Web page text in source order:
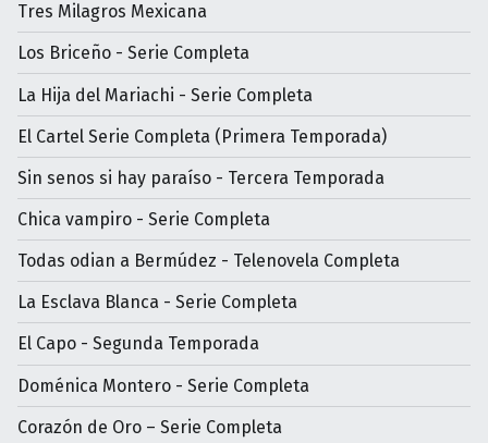
Tres Milagros Mexicana
Los Briceño - Serie Completa
La Hija del Mariachi - Serie Completa
El Cartel Serie Completa (Primera Temporada)
Sin senos si hay paraíso - Tercera Temporada
Chica vampiro - Serie Completa
Todas odian a Bermúdez - Telenovela Completa
La Esclava Blanca - Serie Completa
El Capo - Segunda Temporada
Doménica Montero - Serie Completa
Corazón de Oro – Serie Completa